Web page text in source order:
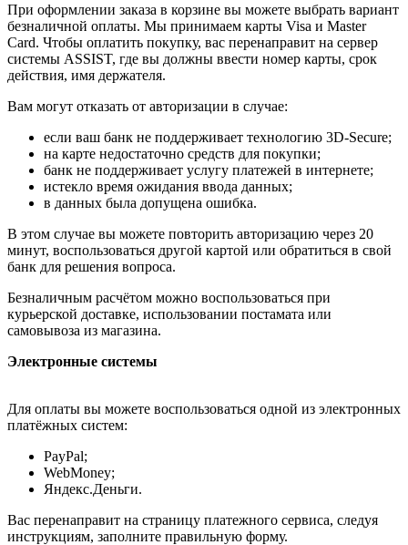
При оформлении заказа в корзине вы можете выбрать вариант
безналичной оплаты. Мы принимаем карты Visa и Master
Card. Чтобы оплатить покупку, вас перенаправит на сервер
системы ASSIST, где вы должны ввести номер карты, срок
действия, имя держателя.
Вам могут отказать от авторизации в случае:
если ваш банк не поддерживает технологию 3D-Secure;
на карте недостаточно средств для покупки;
банк не поддерживает услугу платежей в интернете;
истекло время ожидания ввода данных;
в данных была допущена ошибка.
В этом случае вы можете повторить авторизацию через 20
минут, воспользоваться другой картой или обратиться в свой
банк для решения вопроса.
Безналичным расчётом можно воспользоваться при
курьерской доставке, использовании постамата или
самовывоза из магазина.
Электронные системы
Для оплаты вы можете воспользоваться одной из электронных
платёжных систем:
PayPal;
WebMoney;
Яндекс.Деньги.
Вас перенаправит на страницу платежного сервиса, следуя
инструкциям, заполните правильную форму.